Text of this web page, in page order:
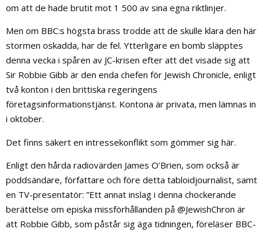
om att de hade brutit mot 1 500 av sina egna riktlinjer.
Men om BBC:s högsta brass trodde att de skulle klara den här
stormen oskadda, har de fel. Ytterligare en bomb släpptes
denna vecka i spåren av JC-krisen efter att det visade sig att
Sir Robbie Gibb är den enda chefen för Jewish Chronicle, enligt
två konton i den brittiska regeringens
företagsinformationstjänst. Kontona är privata, men lämnas in
i oktober.
Det finns säkert en intressekonflikt som gömmer sig här.
Enligt den hårda radiovärden James O’Brien, som också är
poddsändare, författare och före detta tabloidjournalist, samt
en TV-presentatör: ”Ett annat inslag i denna chockerande
berättelse om episka missförhållanden på @JewishChron är
att Robbie Gibb, som påstår sig äga tidningen, föreläser BBC-